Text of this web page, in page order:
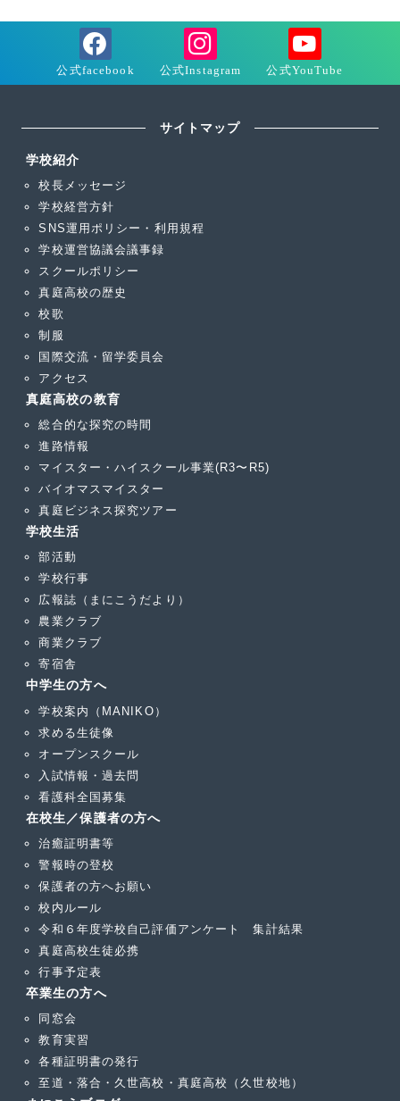
ジ
送
り
ペ
ー
サイトマップ
学校紹介
校長メッセージ
学校経営方針
SNS運用ポリシー・利用規程
学校運営協議会議事録
スクールポリシー
真庭高校の歴史
校歌
制服
国際交流・留学委員会
アクセス
真庭高校の教育
総合的な探究の時間
進路情報
マイスター・ハイスクール事業(R3〜R5)
バイオマスマイスター
真庭ビジネス探究ツアー
学校生活
部活動
学校行事
広報誌（まにこうだより）
農業クラブ
商業クラブ
寄宿舎
中学生の方へ
学校案内（MANIKO）
求める生徒像
オープンスクール
入試情報・過去問
看護科全国募集
在校生／保護者の方へ
治癒証明書等
警報時の登校
保護者の方へお願い
校内ルール
令和６年度学校自己評価アンケート 集計結果
真庭高校生徒必携
行事予定表
卒業生の方へ
同窓会
教育実習
各種証明書の発行
至道・落合・久世高校・真庭高校（久世校地）